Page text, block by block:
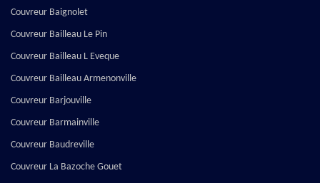
Couvreur Baignolet
Couvreur Bailleau Le Pin
Couvreur Bailleau L Eveque
Couvreur Bailleau Armenonville
Couvreur Barjouville
Couvreur Barmainville
Couvreur Baudreville
Couvreur La Bazoche Gouet